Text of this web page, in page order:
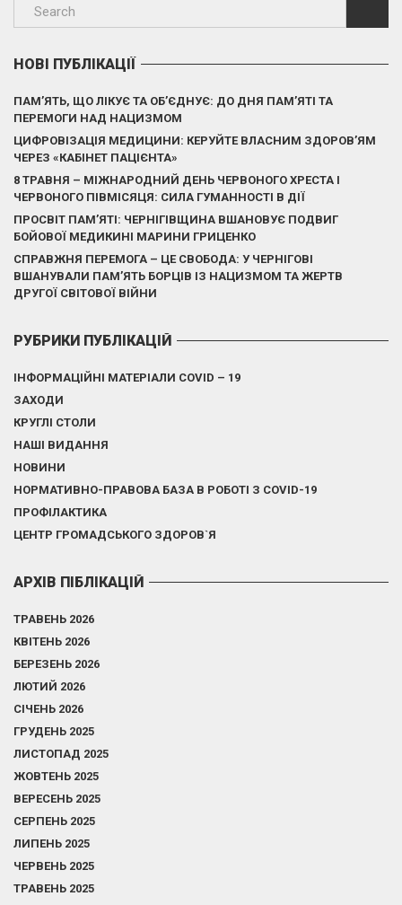
НОВІ ПУБЛІКАЦІЇ
ПАМ’ЯТЬ, ЩО ЛІКУЄ ТА ОБ’ЄДНУЄ: ДО ДНЯ ПАМ’ЯТІ ТА
ПЕРЕМОГИ НАД НАЦИЗМОМ
ЦИФРОВІЗАЦІЯ МЕДИЦИНИ: КЕРУЙТЕ ВЛАСНИМ ЗДОРОВ’ЯМ
ЧЕРЕЗ «КАБІНЕТ ПАЦІЄНТА»
8 ТРАВНЯ – МІЖНАРОДНИЙ ДЕНЬ ЧЕРВОНОГО ХРЕСТА І
ЧЕРВОНОГО ПІВМІСЯЦЯ: СИЛА ГУМАННОСТІ В ДІЇ
ПРОСВІТ ПАМ’ЯТІ: ЧЕРНІГІВЩИНА ВШАНОВУЄ ПОДВИГ
БОЙОВОЇ МЕДИКИНІ МАРИНИ ГРИЦЕНКО
СПРАВЖНЯ ПЕРЕМОГА – ЦЕ СВОБОДА: У ЧЕРНІГОВІ
ВШАНУВАЛИ ПАМ’ЯТЬ БОРЦІВ ІЗ НАЦИЗМОМ ТА ЖЕРТВ
ДРУГОЇ СВІТОВОЇ ВІЙНИ
РУБРИКИ ПУБЛІКАЦІЙ
ІНФОРМАЦІЙНІ МАТЕРІАЛИ COVID – 19
ЗАХОДИ
КРУГЛІ СТОЛИ
НАШІ ВИДАННЯ
НОВИНИ
НОРМАТИВНО-ПРАВОВА БАЗА В РОБОТІ З COVID-19
ПРОФІЛАКТИКА
ЦЕНТР ГРОМАДСЬКОГО ЗДОРОВ`Я
АРХІВ ПІБЛІКАЦІЙ
ТРАВЕНЬ 2026
КВІТЕНЬ 2026
БЕРЕЗЕНЬ 2026
ЛЮТИЙ 2026
СІЧЕНЬ 2026
ГРУДЕНЬ 2025
ЛИСТОПАД 2025
ЖОВТЕНЬ 2025
ВЕРЕСЕНЬ 2025
СЕРПЕНЬ 2025
ЛИПЕНЬ 2025
ЧЕРВЕНЬ 2025
ТРАВЕНЬ 2025